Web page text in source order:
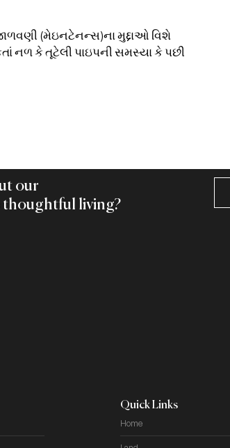
(મેઇનટેનન્સ)ના મુદ્દાઓ વિશે
નળ કે તૂટેલી પાઇપની સમસ્યા કે પછી
our
living?
Quick Links
Home